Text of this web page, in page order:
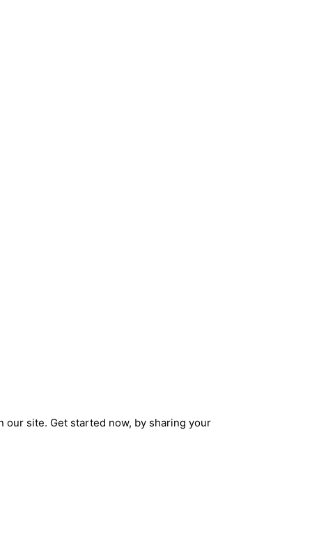
our site. Get started now, by sharing your